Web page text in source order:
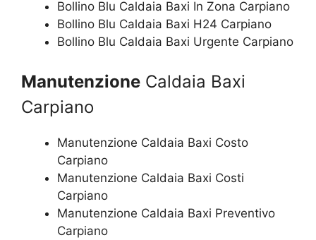
Bollino Blu Caldaia Baxi In Zona Carpiano
Bollino Blu Caldaia Baxi H24 Carpiano
Bollino Blu Caldaia Baxi Urgente Carpiano
Manutenzione Caldaia Baxi
Carpiano
Manutenzione Caldaia Baxi Costo
Carpiano
Manutenzione Caldaia Baxi Costi
Carpiano
Manutenzione Caldaia Baxi Preventivo
Carpiano